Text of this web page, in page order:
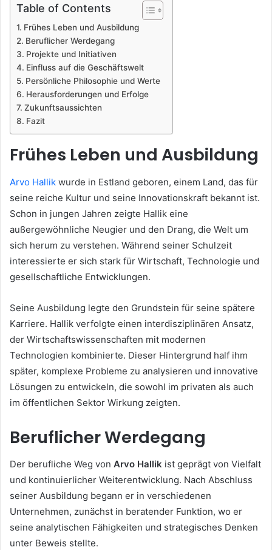
Table of Contents
Frühes Leben und Ausbildung
Beruflicher Werdegang
Projekte und Initiativen
Einfluss auf die Geschäftswelt
Persönliche Philosophie und Werte
Herausforderungen und Erfolge
Zukunftsaussichten
Fazit
Frühes Leben und Ausbildung
Arvo Hallik wurde in Estland geboren, einem Land, das für
seine reiche Kultur und seine Innovationskraft bekannt ist.
Schon in jungen Jahren zeigte Hallik eine
außergewöhnliche Neugier und den Drang, die Welt um
sich herum zu verstehen. Während seiner Schulzeit
interessierte er sich stark für Wirtschaft, Technologie und
gesellschaftliche Entwicklungen.
Seine Ausbildung legte den Grundstein für seine spätere
Karriere. Hallik verfolgte einen interdisziplinären Ansatz,
der Wirtschaftswissenschaften mit modernen
Technologien kombinierte. Dieser Hintergrund half ihm
später, komplexe Probleme zu analysieren und innovative
Lösungen zu entwickeln, die sowohl im privaten als auch
im öffentlichen Sektor Wirkung zeigten.
Beruflicher Werdegang
Der berufliche Weg von Arvo Hallik ist geprägt von Vielfalt
und kontinuierlicher Weiterentwicklung. Nach Abschluss
seiner Ausbildung begann er in verschiedenen
Unternehmen, zunächst in beratender Funktion, wo er
seine analytischen Fähigkeiten und strategisches Denken
unter Beweis stellte.